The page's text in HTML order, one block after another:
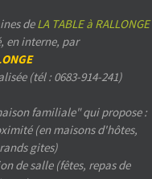
deLA TABLE à RALLONGE
en interne, par
(tél : 0683-914-241)
familiale" qui propose :
(en maisons d'hôtes,
gites)
de salle (fêtes, repas de